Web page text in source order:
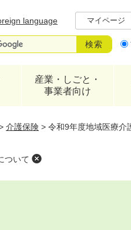
language マイページ
産業・しごと・
事業者向け
介護保険 > 令和9年度地域医療介
ついて